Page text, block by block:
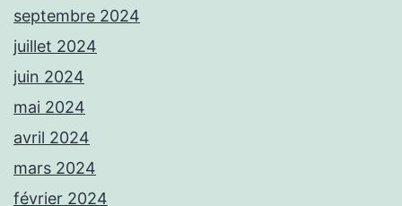
septembre 2024
juillet 2024
juin 2024
mai 2024
avril 2024
mars 2024
février 2024